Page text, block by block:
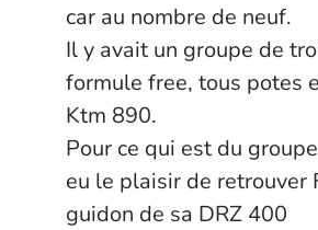
car au nombre de neuf.
Il y avait un groupe de
formule free, tous potes
Ktm 890.
Pour ce qui est du
eu le plaisir de retrouver
guidon de sa DRZ 400